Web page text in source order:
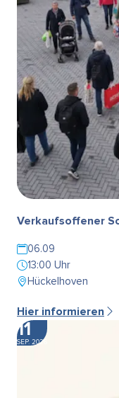
Verkaufsoffener
06.09
13:00 Uhr
Hückelhoven
Hier informieren
11
SEP. 2026